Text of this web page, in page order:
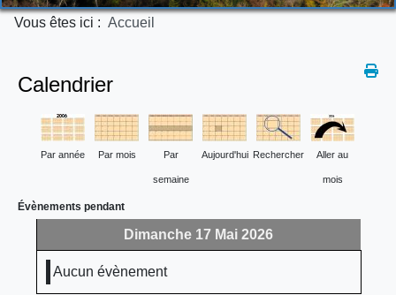
Vous êtes ici : Accueil
Calendrier
Par année Par mois Par
semaine
Aujourd'hui Rechercher Aller au
mois
Évènements pendant
Dimanche 17 Mai 2026
Aucun évènement